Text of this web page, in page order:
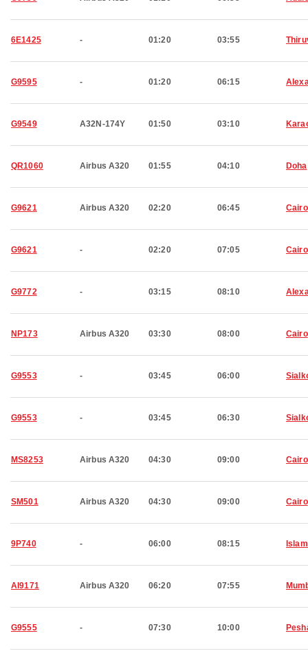
6E1425 - 01:20 03:55
G9595 - 01:20 06:15
G9549 A32N-174Y 01:50 03:10
QR1060 Airbus A320 01:55 04:10 Doha
G9621 Airbus A320 02:20 06:45 Cairo
G9621 - 02:20 07:05 Cairo
G9772 - 03:15 08:10
NP173 Airbus A320 03:30 08:00 Cairo
G9553 - 03:45 06:00
G9553 - 03:45 06:30
MS8253 Airbus A320 04:30 09:00 Cairo
SM501 Airbus A320 04:30 09:00 Cairo
9P740 - 06:00 08:15
AI9171 Airbus A320 06:20 07:55
G9555 - 07:30 10:00